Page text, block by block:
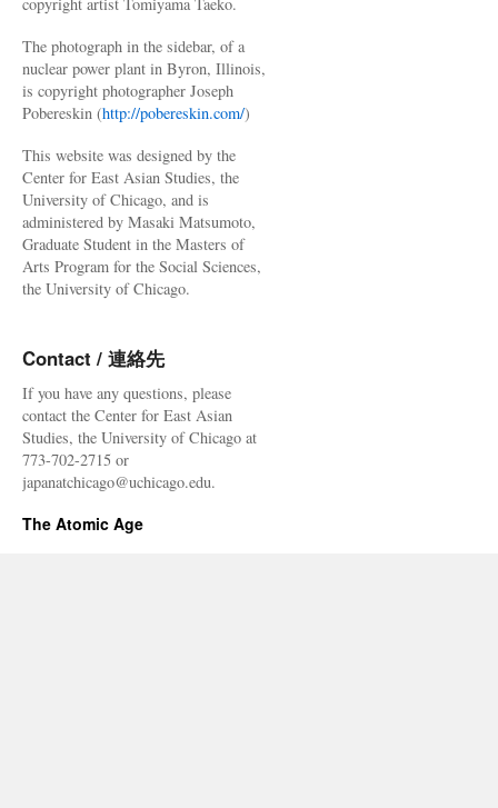
The photograph in the sidebar, of a
nuclear power plant in Byron, Illinois,
is copyright photographer Joseph
Pobereskin (http://pobereskin.com/)
This website was designed by the
Center for East Asian Studies, the
University of Chicago, and is
administered by Masaki Matsumoto,
Graduate Student in the Masters of
Arts Program for the Social Sciences,
the University of Chicago.
Contact / 連絡先
If you have any questions, please
contact the Center for East Asian
Studies, the University of Chicago at
773-702-2715 or
japanatchicago@uchicago.edu.
The Atomic Age